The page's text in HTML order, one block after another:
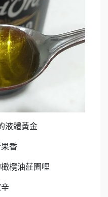
液體黃金
香
欖油莊園哩